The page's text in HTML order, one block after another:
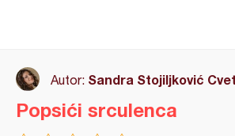
Autor: Sandra Stojiljković
Popsići srculenca